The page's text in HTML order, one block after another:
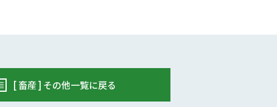
[ 畜産 ] その他一覧に戻る